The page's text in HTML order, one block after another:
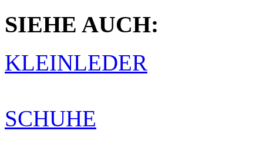
SIEHE AUCH:
KLEINLEDER
SCHUHE